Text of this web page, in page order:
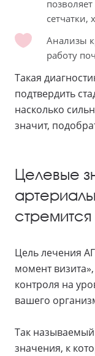
сетчатки,
Анализы
работу
Такая
подтвердить
насколько
значит,
Целевые
Цель лечения
момент
контроля на
вашего
Так
значения, к